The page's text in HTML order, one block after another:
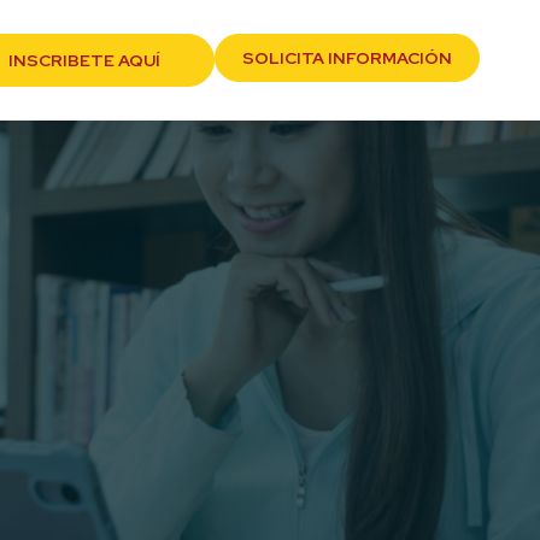
INSCRIBETE AQUÍ SOLICITA INFORMACIÓN